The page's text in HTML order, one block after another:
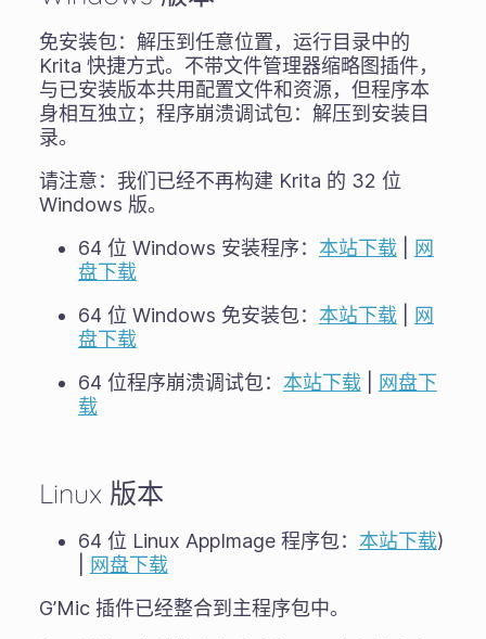
免安装包：解压到任意位置，运行目录中的
Krita 快捷方式。不带文件管理器缩略图插件，
与已安装版本共用配置文件和资源，但程序本
身相互独立；程序崩溃调试包：解压到安装目
录。
请注意：我们已经不再构建 Krita 的 32 位
Windows 版。
64 位 Windows 安装程序： 本站下载|
网
盘下载
64 位 Windows 免安装包： 本站下载|
网
盘下载
64 位程序崩溃调试包： 本站下载|
网盘下
载
Linux 版本
64 位 Linux AppImage 程序包： 本站下载)
网盘下载
G’Mic 插件已经整合到主程序包中。